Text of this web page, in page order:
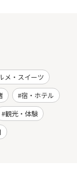
メ・スイーツ
宿・ホテル
観光・体験